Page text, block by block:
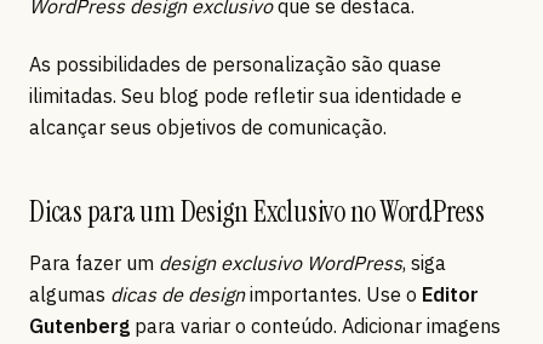
WordPress design exclusivoque se destaca.
As possibilidades de personalização são quase
ilimitadas. Seu blog pode refletir sua identidade e
alcançar seus objetivos de comunicação.
Dicas para um Design Exclusivo no WordPress
Para fazer um design exclusivo WordPress, siga
algumas dicas de designimportantes. Use o Editor
Gutenberg para variar o conteúdo. Adicionar imagens